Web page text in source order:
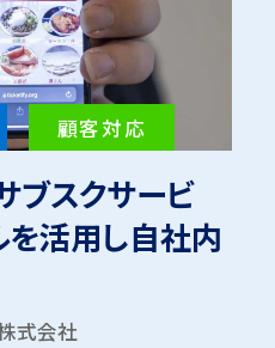
顧客対応
ブスクサービ
を活用し自社内
式会社